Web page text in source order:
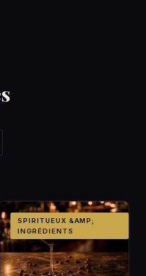
SPIRITUEUX &AMP;
INGRÉDIENTS